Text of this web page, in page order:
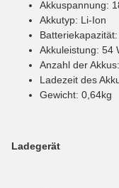
Akkuspannung:
Akkutyp: Li-Ion
Batteriekapazität:
Akkuleistung: 54
Anzahl der
Ladezeit des
Gewicht: 0,64kg
Ladegerät